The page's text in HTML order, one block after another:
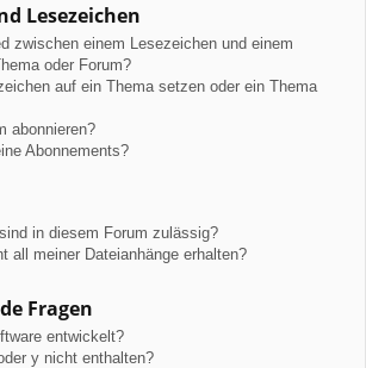
Lesezeichen
zwischen einem Lesezeichen und einem
oder Forum?
auf ein Thema setzen oder ein Thema
abonnieren?
Abonnements?
in diesem Forum zulässig?
all meiner Dateianhänge erhalten?
Fragen
entwickelt?
y nicht enthalten?